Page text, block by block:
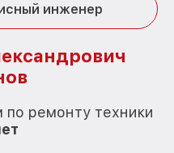
инженер
ремонту техники